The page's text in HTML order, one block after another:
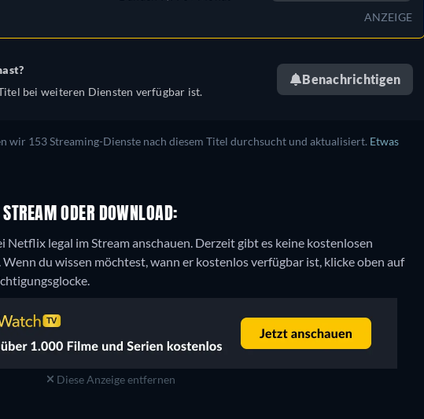
ANZEIGE
bei weiteren Diensten verfügbar ist.
Benachrichtigen
wir 153 Streaming-Dienste nach diesem Titel durchsucht und aktualisiert. Etwas
ODER DOWNLOAD:
legal im Stream anschauen. Derzeit gibt es keine kostenlosen
du wissen möchtest, wann er kostenlos verfügbar ist, klicke oben auf
Diese Anzeige entfernen